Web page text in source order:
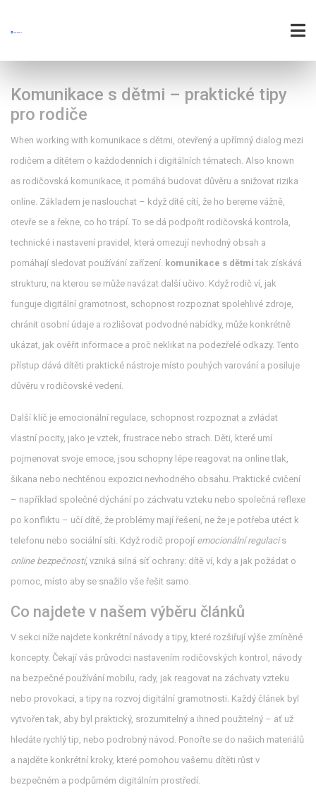
Komunikace s dětmi – praktické tipy
pro rodiče
When working with komunikace s dětmi, otevřený a upřímný dialog mezi
rodičem a dítětem o každodenních i digitálních tématech. Also known
as rodičovská komunikace, it pomáhá budovat důvěru a snižovat rizika
online. Základem je naslouchat – když dítě cítí, že ho bereme vážně,
otevře se a řekne, co ho trápí. To se dá podpořit rodičovská kontrola,
technické i nastavení pravidel, která omezují nevhodný obsah a
pomáhají sledovat používání zařízení. komunikace s dětmi tak získává
strukturu, na kterou se může navázat další učivo. Když rodič ví, jak
funguje digitální gramotnost, schopnost rozpoznat spolehlivé zdroje,
chránit osobní údaje a rozlišovat podvodné nabídky, může konkrétně
ukázat, jak ověřit informace a proč neklikat na podezřelé odkazy. Tento
přístup dává dítěti praktické nástroje místo pouhých varování a posiluje
důvěru v rodičovské vedení.
Další klíč je emocionální regulace, schopnost rozpoznat a zvládat
vlastní pocity, jako je vztek, frustrace nebo strach. Děti, které umí
pojmenovat svoje emoce, jsou schopny lépe reagovat na online tlak,
šikana nebo nechtěnou expozici nevhodného obsahu. Praktické cvičení
– například společné dýchání po záchvatu vzteku nebo společná reflexe
po konfliktu – učí dítě, že problémy mají řešení, ne že je potřeba utéct k
telefonu nebo sociální síti. Když rodič propojí emocionální regulacis
online bezpečností, vzniká silná síť ochrany: dítě ví, kdy a jak požádat o
pomoc, místo aby se snažilo vše řešit samo.
Co najdete v našem výběru článků
V sekci níže najdete konkrétní návody a tipy, které rozšiřují výše zmíněné
koncepty. Čekají vás průvodci nastavením rodičovských kontrol, návody
na bezpečné používání mobilu, rady, jak reagovat na záchvaty vzteku
nebo provokaci, a tipy na rozvoj digitální gramotnosti. Každý článek byl
vytvořen tak, aby byl praktický, srozumitelný a ihned použitelný – ať už
hledáte rychlý tip, nebo podrobný návod. Ponořte se do našich materiálů
a najděte konkrétní kroky, které pomohou vašemu dítěti růst v
bezpečném a podpůrném digitálním prostředí.